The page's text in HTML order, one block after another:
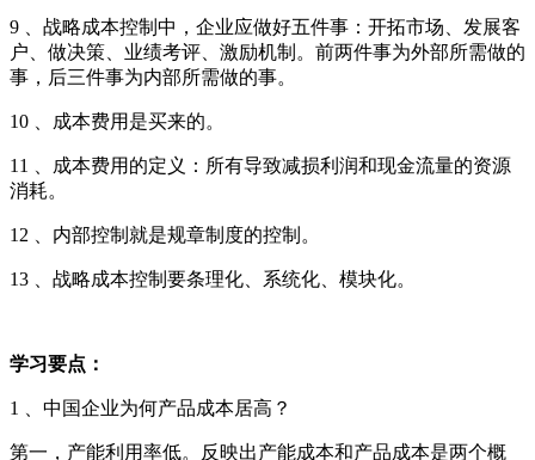
9 、战略成本控制中，企业应做好五件事：开拓市场、发展客
户、做决策、业绩考评、激励机制。前两件事为外部所需做的
事，后三件事为内部所需做的事。
10 、成本费用是买来的。
11 、成本费用的定义：所有导致减损利润和现金流量的资源
消耗。
12 、内部控制就是规章制度的控制。
13 、战略成本控制要条理化、系统化、模块化。
学习要点：
1 、中国企业为何产品成本居高？
第一，产能利用率低。反映出产能成本和产品成本是两个概